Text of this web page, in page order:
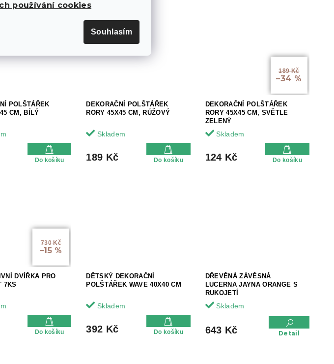
používání cookies
Souhlasím
POLŠTÁŘEK
CM, BÍLÝ
Do košíku
DEKORAČNÍ POLŠTÁŘEK
RORY 45X45 CM, RŮŽOVÝ
Skladem
189 Kč Do košíku
189 Kč
–34 %
DEKORAČNÍ POLŠTÁŘEK
RORY 45X45 CM, SVĚTLE
ZELENÝ
Skladem
124 Kč Do košíku
730 Kč
–15 %
DVÍŘKA PRO
7KS
Do košíku
DĚTSKÝ DEKORAČNÍ
POLŠTÁŘEK WAVE 40X40 CM
Skladem
392 Kč Do košíku
DŘEVĚNÁ ZÁVĚSNÁ
LUCERNA JAYNA ORANGE S
RUKOJETÍ
Skladem
643 Kč Detail